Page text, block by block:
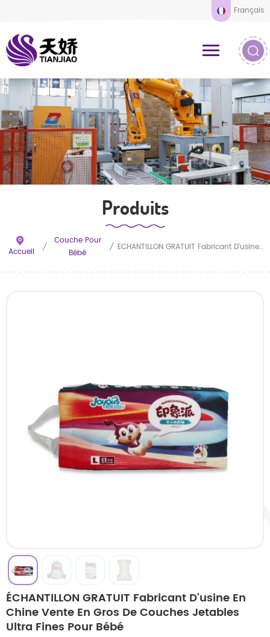
Français
Produits
Accueil /
Couche Pour
Bébé
/ ÉCHANTILLON GRATUIT Fabricant D'usine En Chine Vente En Gros De Couches Jetables Ultra Fines Pour Bébé
ÉCHANTILLON GRATUIT Fabricant D'usine En
Chine Vente En Gros De Couches Jetables
Ultra Fines Pour Bébé